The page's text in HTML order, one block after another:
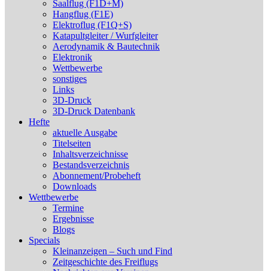
Saalflug (F1D+M)
Hangflug (F1E)
Elektroflug (F1Q+S)
Katapultgleiter / Wurfgleiter
Aerodynamik & Bautechnik
Elektronik
Wettbewerbe
sonstiges
Links
3D-Druck
3D-Druck Datenbank
Hefte
aktuelle Ausgabe
Titelseiten
Inhaltsverzeichnisse
Bestandsverzeichnis
Abonnement/Probeheft
Downloads
Wettbewerbe
Termine
Ergebnisse
Blogs
Specials
Kleinanzeigen – Such und Find
Zeitgeschichte des Freiflugs